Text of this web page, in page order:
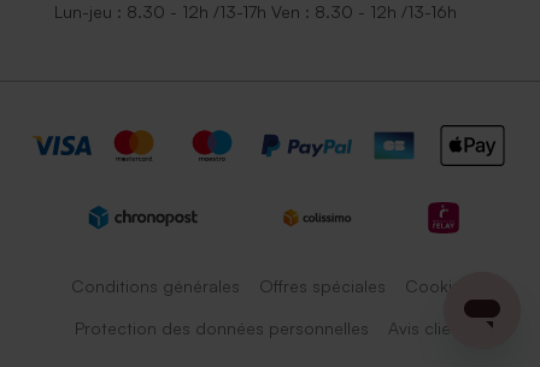
Lun-jeu : 8.30 - 12h /13-17h Ven : 8.30 - 12h /13-16h
Conditions générales Offres spéciales Cookies
Protection des données personnelles Avis client